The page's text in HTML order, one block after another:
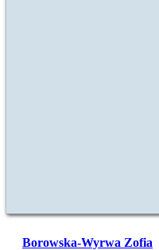
Borowska-Wyrwa Zofia